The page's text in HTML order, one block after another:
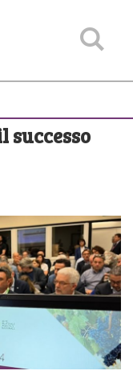
successo